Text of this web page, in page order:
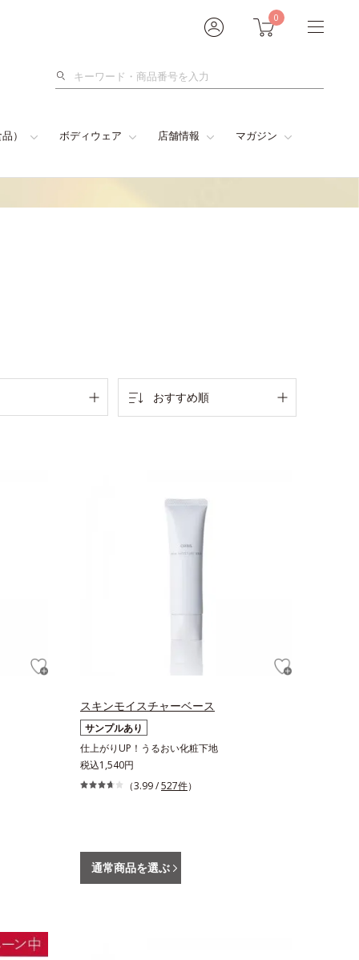
0
検
） ボディウェア 店舗情報 マガジン
おすすめ順
スキンモイスチャーベース
サンプルあり
仕上がりUP！うるおい化粧下地
税込1,540円
（3.99 /527件）
通常商品を選ぶ